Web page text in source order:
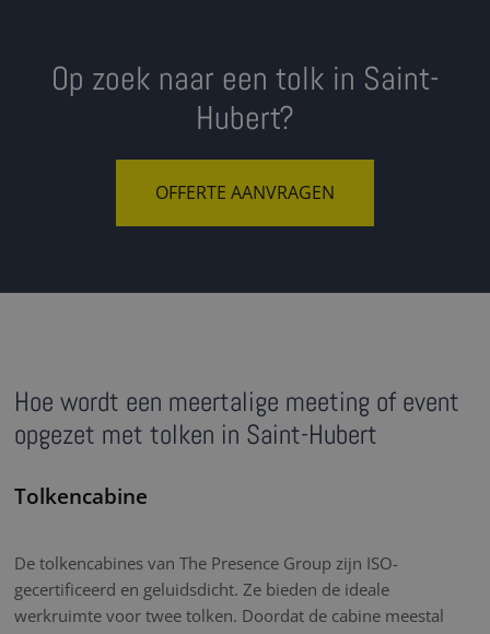
Op zoek naar een tolk in Saint-
Hubert?
OFFERTE AANVRAGEN
Hoe wordt een meertalige meeting of event
opgezet met tolken in Saint-Hubert
Tolkencabine
De tolkencabines van The Presence Group zijn ISO-
gecertificeerd en geluidsdicht. Ze bieden de ideale
werkruimte voor twee tolken. Doordat de cabine meestal